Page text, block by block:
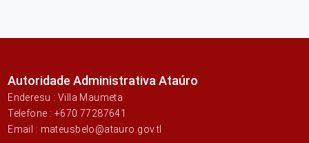
Autoridade Administrativa Ataúro
Enderesu : Villa Maumeta
Telefone : +670 77287641
Email : mateusbelo@atauro.gov.tl